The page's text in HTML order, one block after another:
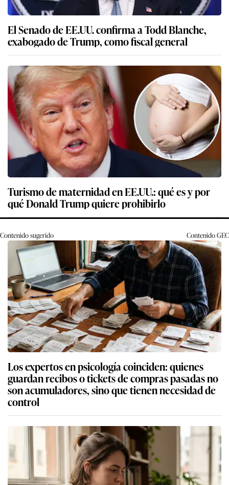
El Senado de EE.UU. confirma a Todd Blanche,
exabogado de Trump, como fiscal general
Turismo de maternidad en EE.UU.: qué es y por
qué Donald Trump quiere prohibirlo
Contenido sugerido ContenidoGEC
Los expertos en psicología coinciden: quienes
guardan recibos o tickets de compras pasadas no
son acumuladores, sino que tienen necesidad de
control